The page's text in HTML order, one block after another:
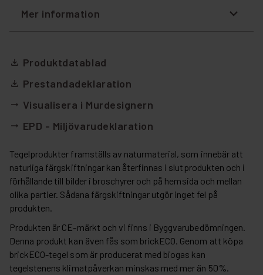
Mer information
file_download Produktdatablad
file_download Prestandadeklaration
arrow_right_alt Visualisera i Murdesignern
arrow_right_alt EPD - Miljövarudeklaration
Tegelprodukter framställs av naturmaterial, som innebär att
naturliga färgskiftningar kan återfinnas i slutprodukten och i
förhållande till bilder i broschyrer och på hemsida och mellan
olika partier. Sådana färgskiftningar utgör inget fel på
produkten.
Produkten är CE-märkt och vi finns i Byggvarubedömningen.
Denna produkt kan även fås som brickECO. Genom att köpa
brickECO-tegel som är producerat med biogas kan
tegelstenens klimatpåverkan minskas med mer än 50%.